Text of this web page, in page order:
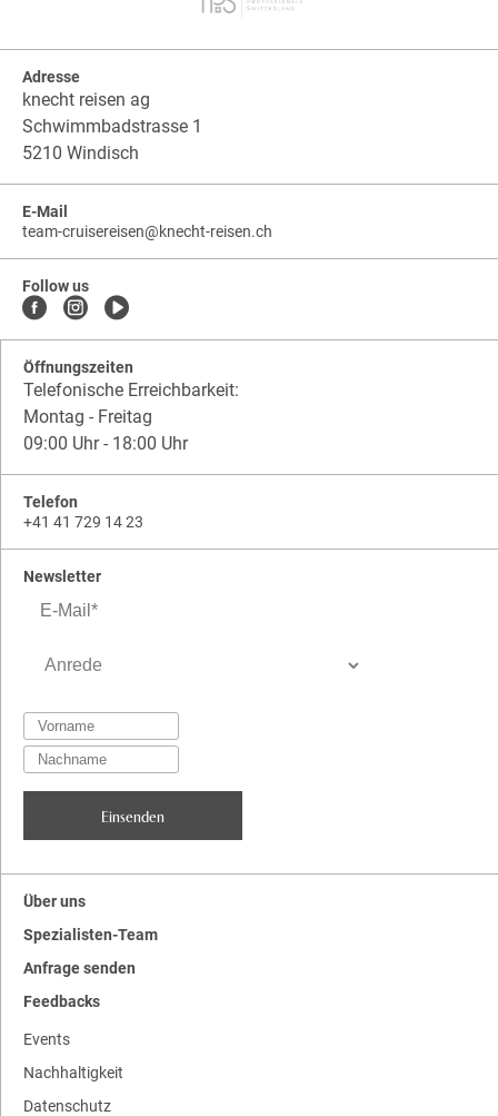
Adresse
knecht reisen ag
Schwimmbadstrasse 1
5210 Windisch
E-Mail
team-cruisereisen@knecht-reisen.ch
Follow us
Öffnungszeiten
Telefonische Erreichbarkeit:
Montag - Freitag
09:00 Uhr - 18:00 Uhr
Telefon
+41 41 729 14 23
Newsletter
Über uns
Spezialisten-Team
Anfrage senden
Feedbacks
Events
Nachhaltigkeit
Datenschutz